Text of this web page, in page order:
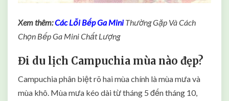
Xem thêm:Các Lỗi Bếp Ga Mini Thường Gặp Và Cách
Chọn Bếp Ga Mini Chất Lượng
Đi du lịch Campuchia mùa nào đẹp?
Campuchia phân biệt rõ hai mùa chính là mùa mưa và
mùa khô. Mùa mưa kéo dài từ tháng 5 đến tháng 10,